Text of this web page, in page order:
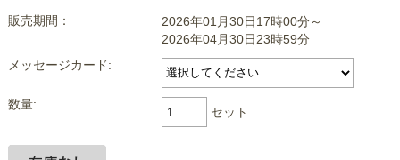
販売期間：
2026年01月30日17時00分～
2026年04月30日23時59分
メッセージカード:
数量:
セット